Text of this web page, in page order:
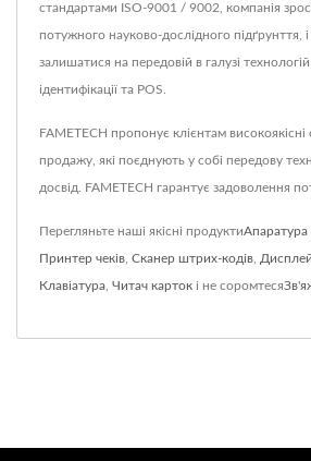
стандартами ISO-9001 / 9002, компанія
потужного науково-дослідного підґрунття,
залишатися на передовій в галузі
ідентифікації та POS.
FAMETECH пропонує клієнтам
продажу, які поєднують у собі передову
досвід. FAMETECH гарантує задоволення
Перегляньте наші якісні продуктиАпаратура
Принтер чеків Сканер штрих-кодів
Клавіатура Читач карток і не соромтеся